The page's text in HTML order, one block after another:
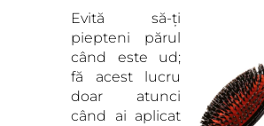
Evită să-ți
piepteni părul
când este ud;
fă acest lucru
doar atunci
când ai aplicat